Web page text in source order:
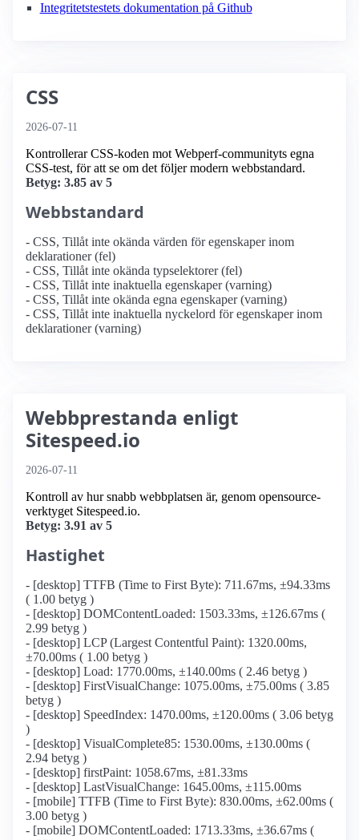
Integritetstestets dokumentation på Github
CSS
2026-07-11
Kontrollerar CSS-koden mot Webperf-communityts egna
CSS-test, för att se om det följer modern webbstandard.
Betyg: 3.85 av 5
Webbstandard
- CSS, Tillåt inte okända värden för egenskaper inom
deklarationer (fel)
- CSS, Tillåt inte okända typselektorer (fel)
- CSS, Tillåt inte inaktuella egenskaper (varning)
- CSS, Tillåt inte okända egna egenskaper (varning)
- CSS, Tillåt inte inaktuella nyckelord för egenskaper inom
deklarationer (varning)
Webbprestanda enligt
Sitespeed.io
2026-07-11
Kontroll av hur snabb webbplatsen är, genom opensource-
verktyget Sitespeed.io.
Betyg: 3.91 av 5
Hastighet
- [desktop] TTFB (Time to First Byte): 711.67ms, ±94.33ms
( 1.00 betyg )
- [desktop] DOMContentLoaded: 1503.33ms, ±126.67ms (
2.99 betyg )
- [desktop] LCP (Largest Contentful Paint): 1320.00ms,
±70.00ms ( 1.00 betyg )
- [desktop] Load: 1770.00ms, ±140.00ms ( 2.46 betyg )
- [desktop] FirstVisualChange: 1075.00ms, ±75.00ms ( 3.85
betyg )
- [desktop] SpeedIndex: 1470.00ms, ±120.00ms ( 3.06 betyg
)
- [desktop] VisualComplete85: 1530.00ms, ±130.00ms (
2.94 betyg )
- [desktop] firstPaint: 1058.67ms, ±81.33ms
- [desktop] LastVisualChange: 1645.00ms, ±115.00ms
- [mobile] TTFB (Time to First Byte): 830.00ms, ±62.00ms (
3.00 betyg )
- [mobile] DOMContentLoaded: 1713.33ms, ±36.67ms (